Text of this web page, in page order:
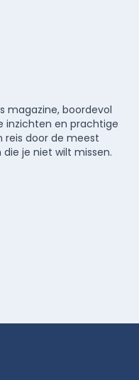
magazine, boordevol
inzichten en prachtige
reis door de meest
je niet wilt missen.